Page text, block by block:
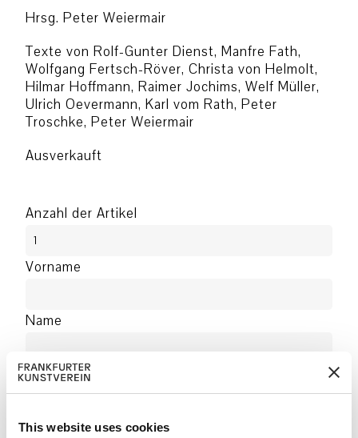
This website uses cookies
Hrsg. Peter Weiermair
Texte von Rolf-Gunter Dienst, Manfre Fath,
Wolfgang Fertsch-Röver, Christa von Helmolt,
Hilmar Hoffmann, Raimer Jochims, Welf Müller,
Ulrich Oevermann, Karl vom Rath, Peter
Troschke, Peter Weiermair
Ausverkauft
Anzahl der Artikel
Vorname
Name
Firma
Addresse